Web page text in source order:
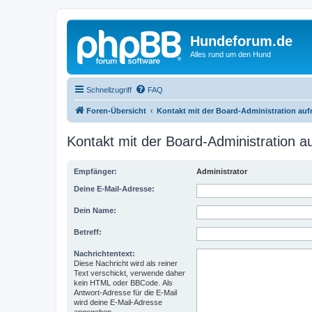
Hundeforum.de
Alles rund um den Hund
Schnellzugriff FAQ
Foren-Übersicht Kontakt mit der Board-Administration
Kontakt mit der Board-Administration
Empfänger: Administrator
Deine E-Mail-Adresse:
Dein Name:
Betreff:
Nachrichtentext:
Diese Nachricht wird als reiner
Text verschickt, verwende daher
kein HTML oder BBCode. Als
Antwort-Adresse für die E-Mail
wird deine E-Mail-Adresse